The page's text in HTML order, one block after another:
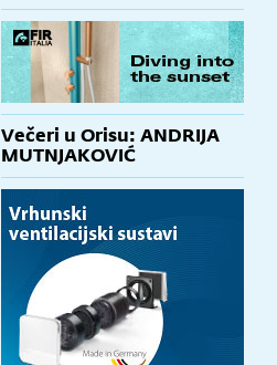
Večeri u Orisu: ANDRIJA
MUTNJAKOVIĆ